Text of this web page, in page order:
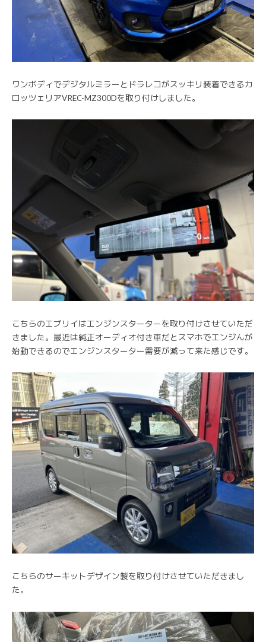
ワンボディでデジタルミラーとドラレコがスッキリ装着できるカ
ロッツェリアVREC-MZ300Dを取り付けしました。
こちらのエブリイはエンジンスターターを取り付けさせていただ
きました。最近は純正オーディオ付き車だとスマホでエンジんが
始動できるのでエンジンスターター需要が減って来た感じです。
こちらのサーキットデザイン製を取り付けさせていただきまし
た。